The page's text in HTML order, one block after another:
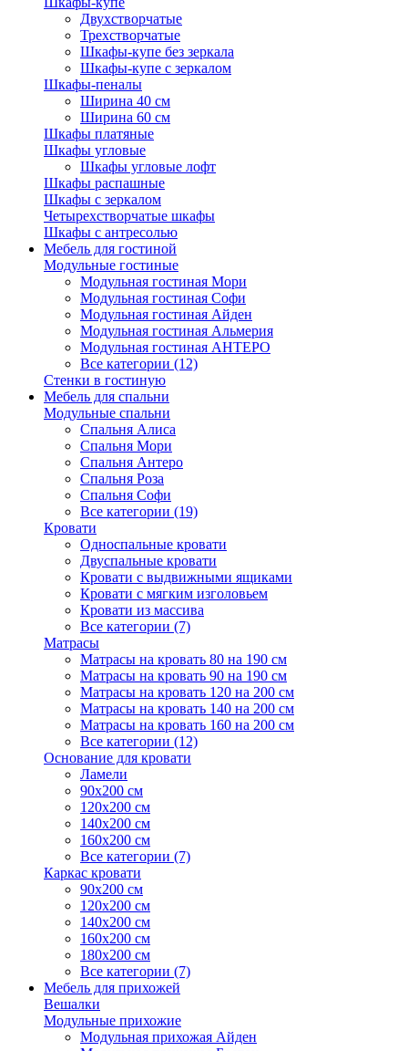
Двухстворчатые
Трехстворчатые
Шкафы-купе без зеркала
Шкафы-купе с зеркалом
Шкафы-пеналы
Ширина 40 см
Ширина 60 см
Шкафы платяные
Шкафы угловые
Шкафы угловые лофт
Шкафы распашные
Шкафы с зеркалом
Четырехстворчатые шкафы
Шкафы с антресолью
Мебель для гостиной
Модульные гостиные
Модульная гостиная Мори
Модульная гостиная Софи
Модульная гостиная Айден
Модульная гостиная Альмерия
Модульная гостиная АНТЕРО
Все категории (12)
Стенки в гостиную
Мебель для спальни
Модульные спальни
Спальня Алиса
Спальня Мори
Спальня Антеро
Спальня Роза
Спальня Софи
Все категории (19)
Кровати
Односпальные кровати
Двуспальные кровати
Кровати с выдвижными ящиками
Кровати с мягким изголовьем
Кровати из массива
Все категории (7)
Матрасы
Матрасы на кровать 80 на 190 см
Матрасы на кровать 90 на 190 см
Матрасы на кровать 120 на 200 см
Матрасы на кровать 140 на 200 см
Матрасы на кровать 160 на 200 см
Все категории (12)
Основание для кровати
Ламели
90х200 см
120х200 см
140х200 см
160х200 см
Все категории (7)
Каркас кровати
90х200 см
120х200 см
140х200 см
160х200 см
180х200 см
Все категории (7)
Мебель для прихожей
Вешалки
Модульные прихожие
Модульная прихожая Айден